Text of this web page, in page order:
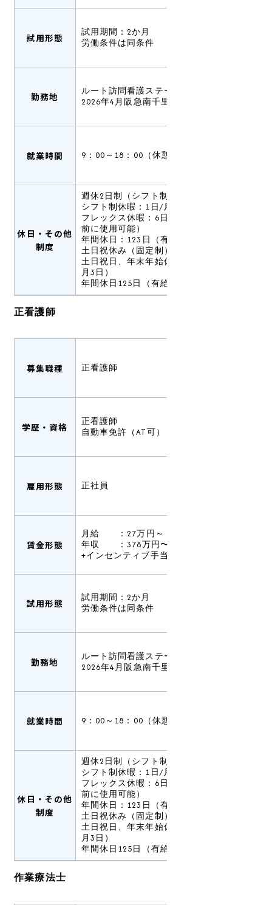
試用形態
試用期間：2か月
労働条件は同条件
勤務地
ルート訪問看護ステーション吹田
2026年4月阪急南千里駅近辺に開設予定
就業時間 9：00～18：00（休憩60分）
休日・その他
制度
週休2日制（シフト制）
シフト制休暇：1日/月
フレックス休暇：6日/年（有給休暇発生
前に使用可能）
年間休日：123日（有給休暇は別途支給）
土日祝休み（固定制）
土日祝日、年末年始休暇（12月30日～1
月3日）
年間休日125日（有給休暇は別途支給）
正看護師
募集職種 正看護師
学歴・資格
正看護師
自動車免許（AT可）
雇用形態 正社員
賃金形態
月給 ：27万円～
年収 ：378万円〜（賞与込み）
+インセンティブ手当有あり
試用形態
試用期間：2か月
労働条件は同条件
勤務地
ルート訪問看護ステーション吹田
2026年4月阪急南千里駅近辺に開設予定
就業時間 9：00～18：00（休憩60分）
休日・その他
制度
週休2日制（シフト制）
シフト制休暇：1日/月
フレックス休暇：6日/年（有給休暇発生
前に使用可能）
年間休日：123日（有給休暇は別途支給）
土日祝休み（固定制）
土日祝日、年末年始休暇（12月30日～1
月3日）
年間休日125日（有給休暇は別途支給）
作業療法士